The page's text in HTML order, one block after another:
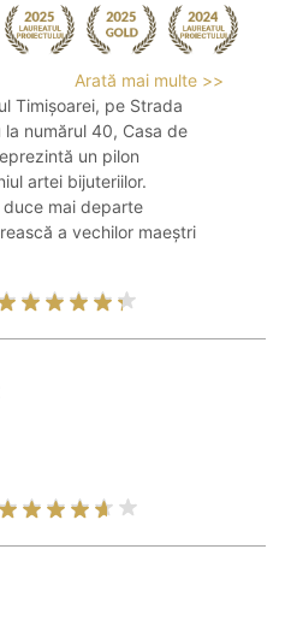
Arată mai multe >>
Timișoarei, pe Strada
la numărul 40, Casa de
un pilon
artei bijuteriilor.
mai departe
a vechilor maeștri